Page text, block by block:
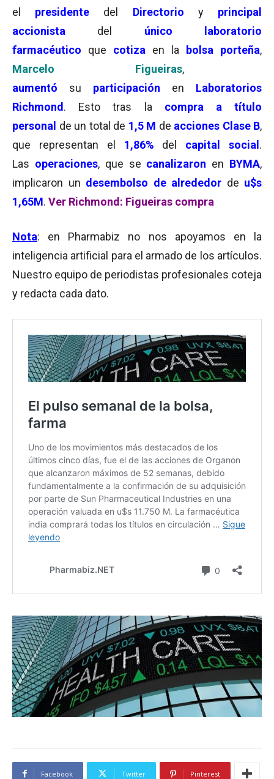
el
presidente del Directorio y
principal
accionista
del único laboratorio
farmacéutico
que cotiza en la bolsa porteña,
Marcelo Figueiras,
aumentó
su participación en
Laboratorios
Richmond . Esto tras la compra a título
personal de un total de 1,5 M de acciones Clase B,
que representan el 1,86% del capital social .
Las operaciones, que se canalizaron en BYMA,
implicaron un desembolso de alrededor de u$s
1,65M. Ver Richmond: Figueiras compra
Nota: en Pharmabiz no nos apoyamos en la
inteligencia artificial para el armado de los artículos.
Nuestro equipo de periodistas profesionales coteja
y redacta cada dato.
Facebook Twitter Pinterest